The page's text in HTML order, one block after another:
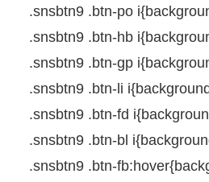
.snsbtn9 .btn-po i{
.snsbtn9 .btn-hb i{
.snsbtn9 .btn-gp i{
.snsbtn9 .btn-li i{
.snsbtn9 .btn-fd i{
.snsbtn9 .btn-bl i{
.snsbtn9 .btn-fb:hover{